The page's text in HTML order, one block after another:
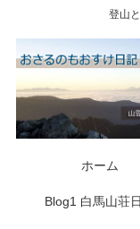
登山
ホーム
Blog1 白馬山荘